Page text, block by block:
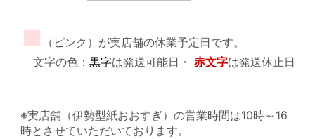
■
（ピンク）が実店舗の休業予定日です。
文字の色： 黒字は発送可能日・ 赤文字は発送休止日
※実店舗（伊勢型紙おおすぎ）の営業時間は10時～16
時とさせていただいております。